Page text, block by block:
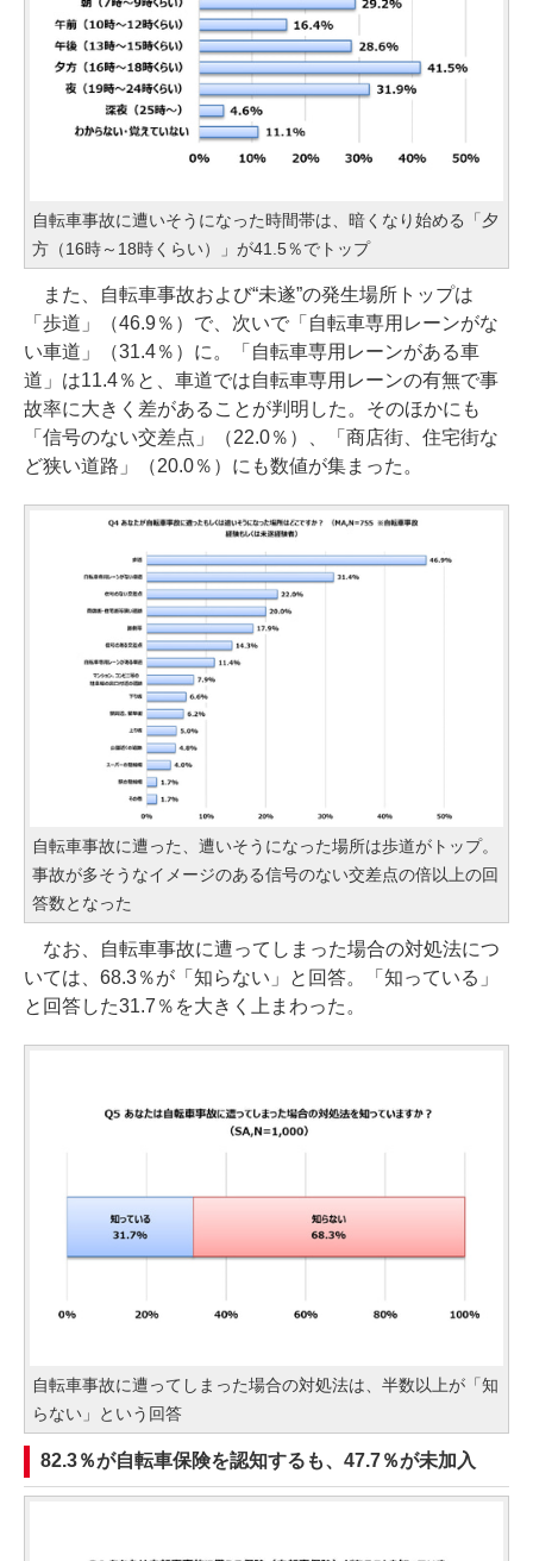
自転車事故に遭いそうになった時間帯は、暗くなり始める「夕
方（16時～18時くらい）」が41.5％でトップ
また、自転車事故および“未遂”の発生場所トップは
「歩道」（46.9％）で、次いで「自転車専用レーンがな
い車道」（31.4％）に。「自転車専用レーンがある車
道」は11.4％と、車道では自転車専用レーンの有無で事
故率に大きく差があることが判明した。そのほかにも
「信号のない交差点」（22.0％）、「商店街、住宅街な
ど狭い道路」（20.0％）にも数値が集まった。
自転車事故に遭った、遭いそうになった場所は歩道がトップ。
事故が多そうなイメージのある信号のない交差点の倍以上の回
答数となった
なお、自転車事故に遭ってしまった場合の対処法につ
いては、68.3％が「知らない」と回答。「知っている」
と回答した31.7％を大きく上まわった。
自転車事故に遭ってしまった場合の対処法は、半数以上が「知
らない」という回答
82.3％が自転車保険を認知するも、47.7％が未加入